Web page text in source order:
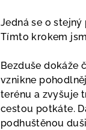
Jedná se o
Tímto krokem
Bezduše dokáže
vznikne
terénu a zvyšuje
cestou potkáte.
podhuštěnou